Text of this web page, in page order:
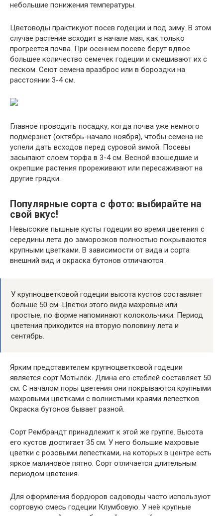
небольшие понижения температуры.
Цветоводы практикуют посев годеции и под зиму. В этом
случае растение всходит в начале мая, как только
прогреется почва. При осеннем посеве берут вдвое
большее количество семечек годеции и смешивают их с
песком. Сеют семена вразброс или в бороздки на
расстоянии 3-4 см.
Главное проводить посадку, когда почва уже немного
подмёрзнет (октябрь-начало ноября), чтобы семена не
успели дать всходов перед суровой зимой. Посевы
засыпают слоем торфа в 3-4 см. Весной взошедшие и
окрепшие растения прореживают или пересаживают на
другие грядки.
Популярные сорта с фото: выбирайте на
свой вкус!
Невысокие пышные кусты годеции во время цветения с
середины лета до заморозков полностью покрываются
крупными цветками. В зависимости от вида и сорта
внешний вид и окраска бутонов отличаются.
У крупноцветковой годеции высота кустов составляет
больше 50 см. Цветки этого вида махровые или
простые, по форме напоминают колокольчики. Период
цветения приходится на вторую половину лета и
сентябрь.
Ярким представителем крупноцветковой годеции
является сорт Мотылёк. Длина его стеблей составляет 50
см. С началом поры цветения они покрываются крупными
махровыми цветками с волнистыми краями лепестков.
Окраска бутонов бывает разной.
Сорт Рембрандт принадлежит к этой же группе. Высота
его кустов достигает 35 см. У него большие махровые
цветки с розовыми лепестками, на которых в центре есть
яркое малиновое пятно. Сорт отличается длительным
периодом цветения.
Для оформления бордюров садоводы часто используют
сортовую смесь годеции Клумбовую. У неё крупные